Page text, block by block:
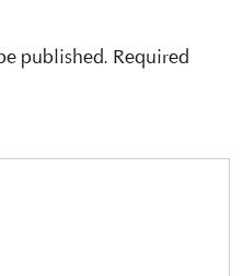
published. Required